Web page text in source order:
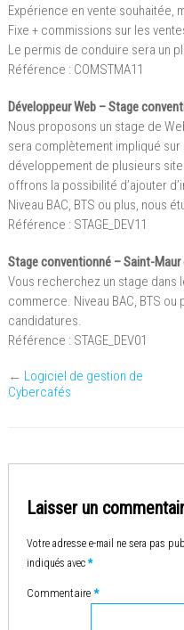
Expérience en vente souhaitée,
Fixe + commissions sur les
Le permis de conduire sera un
Référence : COMSTMA11
Développeur Web – Stage
Nous proposons un stage de
sera complètement impliqué
développement de plusieurs
offrons la possibilité d’ajouter
Niveau BAC, BTS ou plus, nous
Référence : STAGE_DEV11
Stage conventionné – Saint-Maur
Vous recherchez un stage dans
commerce. Niveau BAC, BTS
candidatures.
Référence : STAGE_DEV01
← Logiciel de gestion de
Cybercafés
Laisser un
Votre adresse e-mail ne sera pas
indiqués avec *
Commentaire *